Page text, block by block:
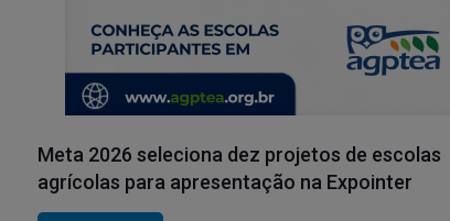
Meta 2026 seleciona dez projetos de escolas
agrícolas para apresentação na Expointer